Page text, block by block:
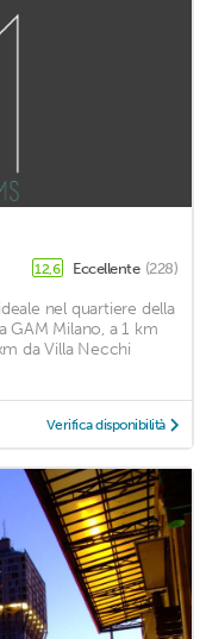
12,6 Eccellente (228)
nel quartiere della
GAM Milano, a 1 km
da Villa Necchi
Verifica disponibilità